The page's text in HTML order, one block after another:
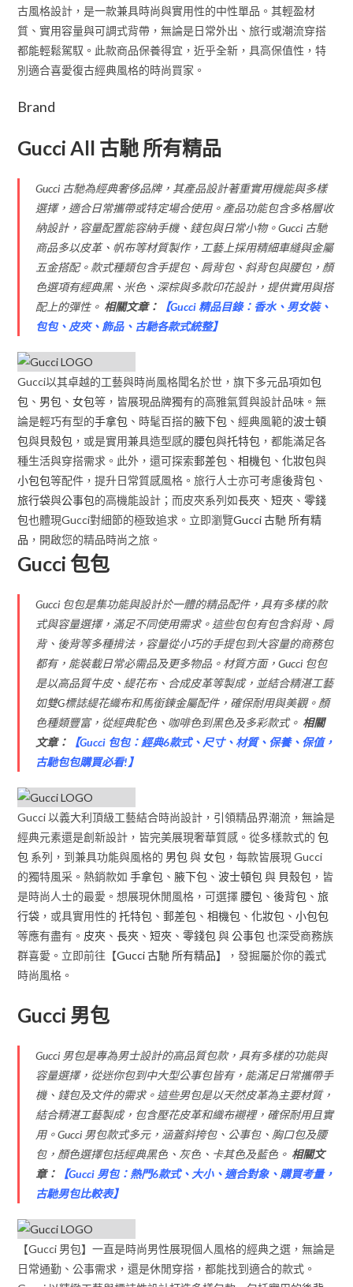
古風格設計，是一款兼具時尚與實用性的中性單品。其輕盈材
質、實用容量與可調式背帶，無論是日常外出、旅行或潮流穿搭
都能輕鬆駕馭。此款商品保養得宜，近乎全新，具高保值性，特
別適合喜愛復古經典風格的時尚買家。
Brand
Gucci All 古馳 所有精品
Gucci 古馳為經典奢侈品牌，其產品設計著重實用機能與多樣
選擇，適合日常攜帶或特定場合使用。產品功能包含多格層收
納設計，容量配置能容納手機、錢包與日常小物。Gucci 古馳
商品多以皮革、帆布等材質製作，工藝上採用精細車縫與金屬
五金搭配。款式種類包含手提包、肩背包、斜背包與腰包，顏
色選項有經典黑、米色、深棕與多款印花設計，提供實用與搭
配上的彈性。 相關文章： 【Gucci 精品目錄：香水、男女裝、
包包、皮夾、飾品、古馳各款式統整】
Gucci以其卓越的工藝與時尚風格聞名於世，旗下多元品項如包
包 、 男包 、女包等，皆展現品牌獨有的高雅氣質與設計品味。無
論是輕巧有型的手拿包 、時髦百搭的腋下包 、經典風範的波士頓
包與貝殼包 ，或是實用兼具造型感的腰包與托特包 ，都能滿足各
種生活與穿搭需求。此外，還可探索郵差包 、相機包 、化妝包與
小包包等配件，提升日常質感風格。旅行人士亦可考慮後背包 、
旅行袋與公事包的高機能設計；而皮夾系列如長夾 、短夾 、零錢
包也體現Gucci對細節的極致追求。立即瀏覽Gucci 古馳 所有精
品 ，開啟您的精品時尚之旅。
Gucci 包包
Gucci 包包是集功能與設計於一體的精品配件，具有多樣的款
式與容量選擇，滿足不同使用需求。這些包包有包含斜背、肩
背、後背等多種揹法，容量從小巧的手提包到大容量的商務包
都有，能裝載日常必需品及更多物品。材質方面，Gucci 包包
是以高品質牛皮、緹花布、合成皮革等製成，並結合精湛工藝
如雙G標誌緹花織布和馬銜鍊金屬配件，確保耐用與美觀。顏
色種類豐富，從經典駝色、咖啡色到黑色及多彩款式。 相關
文章：
【Gucci 包包：經典6款式、尺寸、材質、保養、保值，
古馳包包購買必看!】
Gucci 以義大利頂級工藝結合時尚設計，引領精品界潮流，無論是
經典元素還是創新設計，皆完美展現奢華質感。從多樣款式的包
包 系列，到兼具功能與風格的 男包 與女包 ，每款皆展現 Gucci
的獨特風采。熱銷款如手拿包 、 腋下包 、波士頓包 與 貝殼包 ，皆
是時尚人士的最愛。想展現休閒風格，可選擇 腰包 、後背包 、旅
行袋 ，或具實用性的托特包 、郵差包 、相機包 、化妝包 、小包包
等應有盡有。 皮夾 、長夾 、短夾 、零錢包 與公事包 也深受商務族
群喜愛。立即前往【Gucci 古馳 所有精品】，發掘屬於你的義式
時尚風格。
Gucci 男包
Gucci 男包是專為男士設計的高品質包款，具有多樣的功能與
容量選擇，從迷你包到中大型公事包皆有，能滿足日常攜帶手
機、錢包及文件的需求。這些男包是以天然皮革為主要材質，
結合精湛工藝製成，包含壓花皮革和織布襯裡，確保耐用且實
用。Gucci 男包款式多元，涵蓋斜挎包、公事包、胸口包及腰
包，顏色選擇包括經典黑色、灰色、卡其色及藍色。 相關文
章：
【Gucci 男包：熱門6款式、大小、適合對象、購買考量，
古馳男包比較表】
【Gucci 男包】一直是時尚男性展現個人風格的經典之選，無論是
日常通勤、公事需求，還是休閒穿搭，都能找到適合的款式。